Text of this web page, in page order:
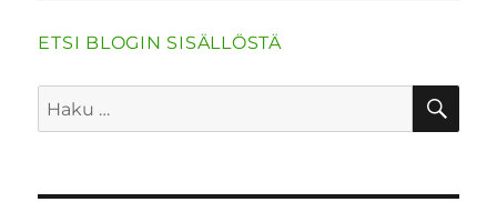
ETSI BLOGIN SISÄLLÖSTÄ
Etsi: